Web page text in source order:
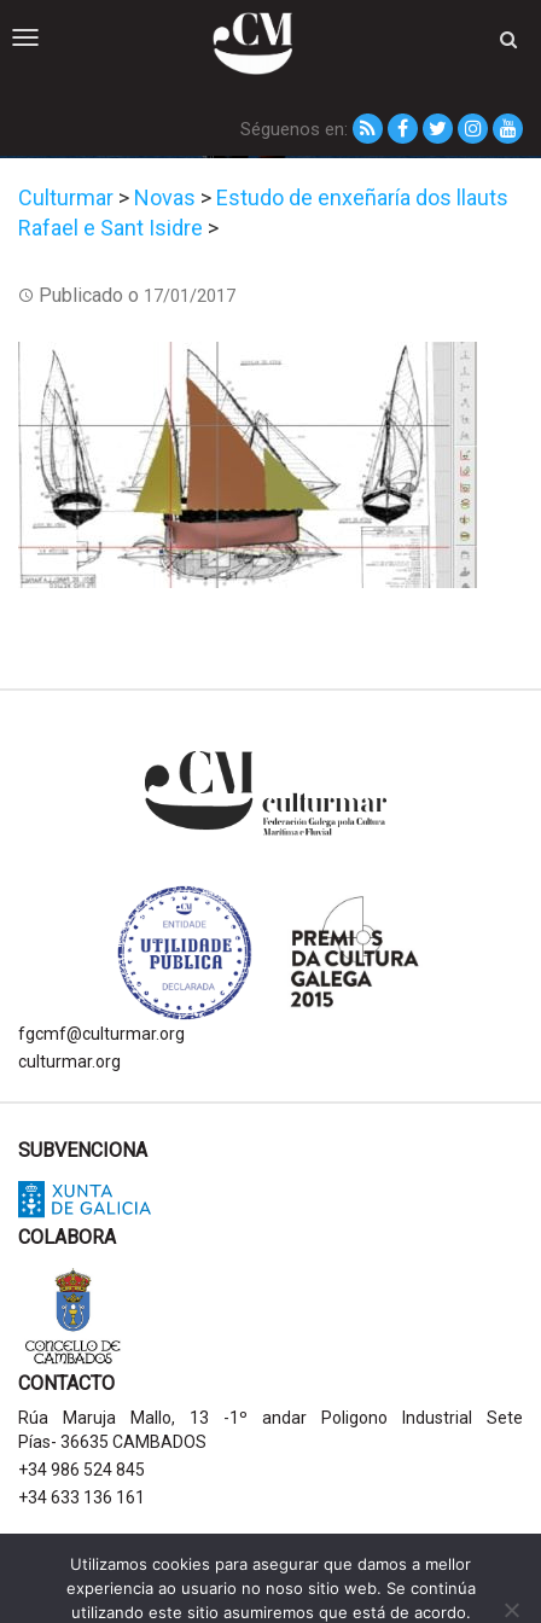
Toggle
Séguenos en:
Culturmar > Novas > Estudo de enxeñaría dos llauts
Rafael e Sant Isidre >
Publicado o 17/01/2017
fgcmf@culturmar.org
culturmar.org
SUBVENCIONA
COLABORA
CONTACTO
Rúa Maruja Mallo, 13 -1º andar Poligono Industrial Sete
Pías- 36635 CAMBADOS
+34 986 524 845
+34 633 136 161
AVISOS LEGAIS
Política de privacidade
Aviso legal
Utilizamos cookies para asegurar que damos a mellor
experiencia ao usuario no noso sitio web. Se continúa
utilizando este sitio asumiremos que está de acordo.